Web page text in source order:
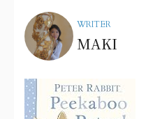
WRITER
MAKI